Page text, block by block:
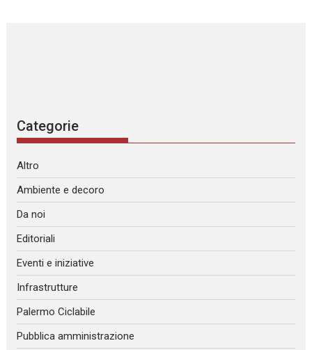
Categorie
Altro
Ambiente e decoro
Da noi
Editoriali
Eventi e iniziative
Infrastrutture
Palermo Ciclabile
Pubblica amministrazione